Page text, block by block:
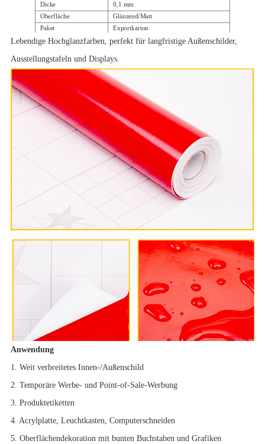
Dicke
0,1 mm
Oberfläche
Glänzend/Matt
Paket
Exportkarton
Anwendung
Werbedekoration
Lebendige Hochglanzfarben, perfekt für langfristige Außenschilder,
Ausstellungstafeln und Displays.
Anwendung
1. Weit verbreitetes Innen-/Außenschild
2. Temporäre Werbe- und Point-of-Sale-Werbung
3. Produktetiketten
4. Acrylplatte, Leuchtkasten, Computerschneiden
5. Oberflächendekoration mit bunten Buchstaben und Grafiken